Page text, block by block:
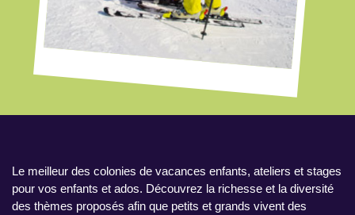
Le meilleur des colonies de vacances enfants, ateliers et stages
pour vos enfants et ados. Découvrez la richesse et la diversité
des thèmes proposés afin que petits et grands vivent des